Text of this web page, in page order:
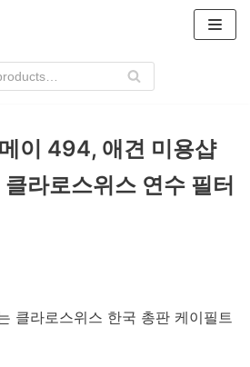
이 494, 애견 미용샵
클라로스위스 연수 필터
클라로스위스 한국 총판 케이필트